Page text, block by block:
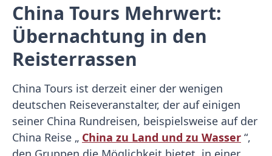
China Tours Mehrwert:
Übernachtung in den
Reisterrassen
China Tours ist derzeit einer der wenigen
deutschen Reiseveranstalter, der auf einigen
seiner China Rundreisen, beispielsweise auf der
China Reise „ China zu Land und zu Wasser “,